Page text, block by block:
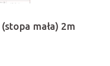
mała) 2m